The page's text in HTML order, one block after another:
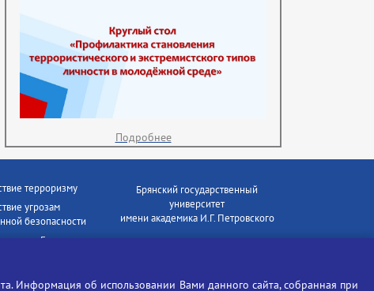
Подробнее
терроризму
угрозам
безопасности
- Генеральная
Брянский государственный
университет
имени академика И.Г. Петровского
Телефон: +7(4832)58-90-85
Информация об использовании Вами данного сайта, собранная при